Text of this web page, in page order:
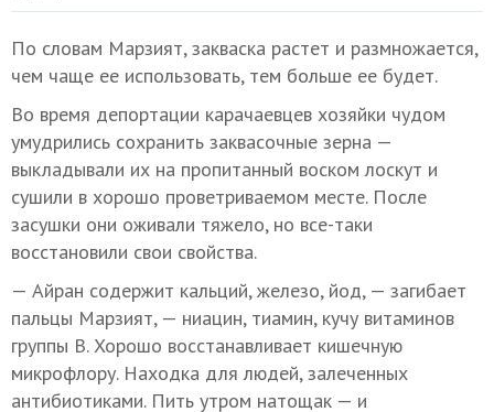
По словам Марзият, закваска растет и размножается,
чем чаще ее использовать, тем больше ее будет.
Во время депортации карачаевцев хозяйки чудом
умудрились сохранить заквасочные зерна —
выкладывали их на пропитанный воском лоскут и
сушили в хорошо проветриваемом месте. После
засушки они оживали тяжело, но все-таки
восстановили свои свойства.
— Айран содержит кальций, железо, йод, — загибает
пальцы Марзият, — ниацин, тиамин, кучу витаминов
группы В. Хорошо восстанавливает кишечную
микрофлору. Находка для людей, залеченных
антибиотиками. Пить утром натощак — и